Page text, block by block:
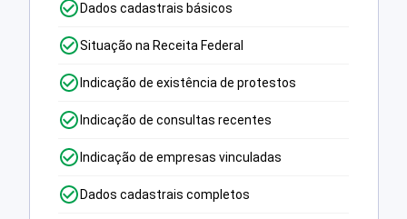
Dados cadastrais básicos
Situação na Receita Federal
Indicação de existência de protestos
Indicação de consultas recentes
Indicação de empresas vinculadas
Dados cadastrais completos